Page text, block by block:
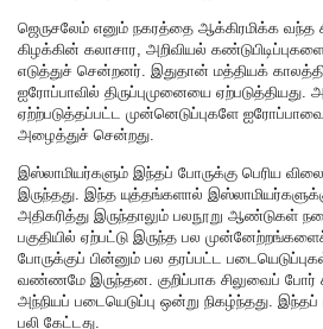
ஜெருசலேம் எனும் நகரத்தை ஆக்கிரமிக்க வந்த
கிழக்கின் கலாசார, அறிவியல்
எடுத்துச் சென்றனர். இதுதான் மத்தியக்
ஐரோப்பாவில் திருப்புமுனையை ஏற்படுத்தியது.
ஏற்ற்படுத்தப்பட்ட முன்னெடுப்புகளே ஐரோப்பாவை
அழைத்துச் சென்றது.
இஸ்லாமியர்களும் இந்தப் போருக்கு பெரிய
இருந்தது. இந்த யுத்தங்களால்
அதிகரித்து இருந்தாலும் பலநூறு ஆண்டுகள்
பகுதியில் ஏற்பட்டு இருந்த பல
போருக்குப் பின்னும் பல தரப்பட்ட
வண்ணமே இருந்தன. குறிப்பாக சிலுவைப் போர்
அந்நியப் படையெடுப்பு ஒன்று நிகழ்ந்தது.
பலி கேட்டது.